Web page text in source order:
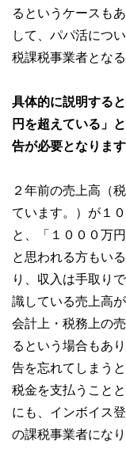
るというケースも
して、パパ活につ
税課税事業者とな
具体的に説明する
円を超えている」
告が必要となります
２年前の売上高（
ています。）が１
と、「１０００万
と思われる方もい
り、収入は手取り
識している売上高
会計上・税務上の
るという場合もあ
告を忘れてしまう
税金を支払うこと
にも、インボイス
の課税事業者にな